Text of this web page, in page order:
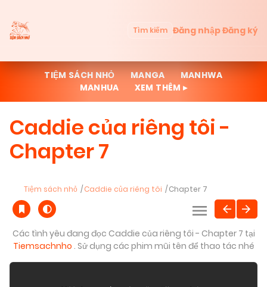
Tìm kiếm Đăng nhậpĐăng ký
TIỆM SÁCH NHỎ MANGA
MANHWA
MANHUA
XEM THÊM ▸
Caddie của riêng tôi -
Chapter 7
Tiệm sách nhỏ Caddie của riêng tôi Chapter 7
Các tình yêu đang đọc Caddie của riêng tôi - Chapter 7 tại
Tiemsachnho . Sử dụng các phim mũi tên để thao tác nhé